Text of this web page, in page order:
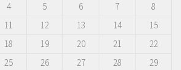
4 5 6 7
8
11 12 13 14
15
18 19 20 21
22
25 26 27 28
29